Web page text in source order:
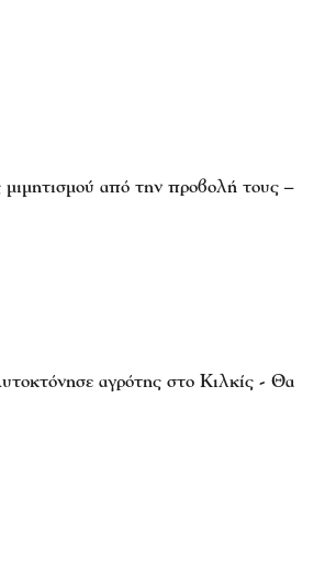
από την προβολή τους –
αγρότης στο Κιλκίς - Θα